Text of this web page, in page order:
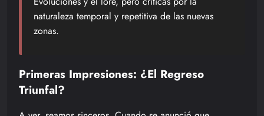
naturaleza temporal y repetitiva de las nuevas
zonas.
Primeras Impresiones: ¿El Regreso
Triunfal?